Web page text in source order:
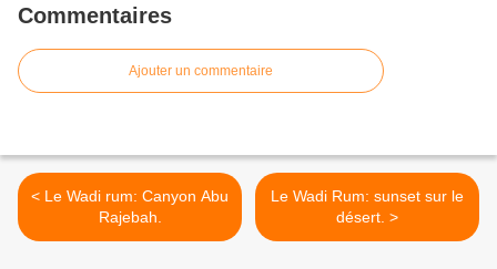
Commentaires
Ajouter un commentaire
< Le Wadi rum: Canyon Abu
Rajebah.
Le Wadi Rum: sunset sur le
désert. >